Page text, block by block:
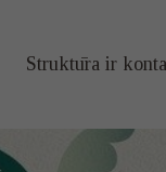
Struktūra ir